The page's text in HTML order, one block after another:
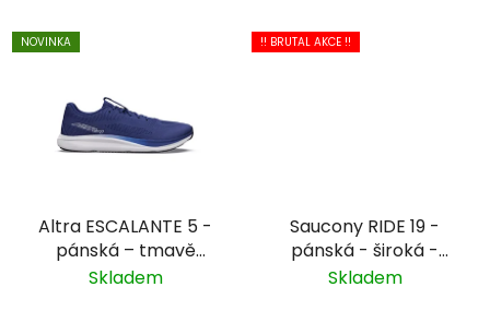
NOVINKA
Altra ESCALANTE 5 -
pánská – tmavě
modrá
Skladem
!! BRUTAL AKCE !!
Saucony RIDE 19 -
pánská - široká -
černá/bílá
Skladem